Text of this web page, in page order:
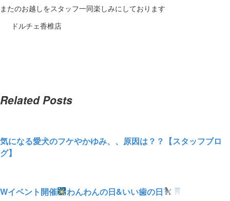
またのお越しをスタッフ一同楽しみにしております
ドルチェ香椎店
Related Posts
気になる愛犬のフケやかゆみ、、原因は？？【スタッフブロ
グ】
Wイベント開催
わんわんの日&いい歯の日